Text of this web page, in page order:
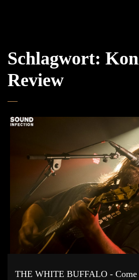
Schlagwort:
Review
THE WHITE BUFFALO - Come